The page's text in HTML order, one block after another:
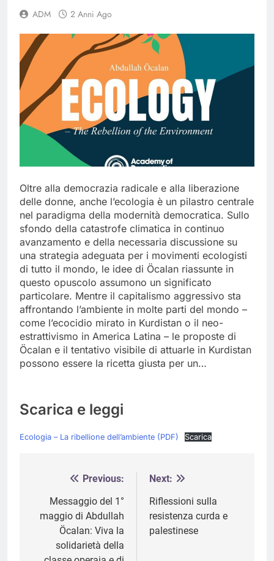
ADM 2 Anni Ago
Oltre alla democrazia radicale e alla liberazione
delle donne, anche l’ecologia è un pilastro centrale
nel paradigma della modernità democratica. Sullo
sfondo della catastrofe climatica in continuo
avanzamento e della necessaria discussione su
una strategia adeguata per i movimenti ecologisti
di tutto il mondo, le idee di Öcalan riassunte in
questo opuscolo assumono un significato
particolare. Mentre il capitalismo aggressivo sta
affrontando l’ambiente in molte parti del mondo –
come l’ecocidio mirato in Kurdistan o il neo-
estrattivismo in America Latina – le proposte di
Öcalan e il tentativo visibile di attuarle in Kurdistan
possono essere la ricetta giusta per un…
Scarica e leggi
Ecologia – La ribellione dell’ambiente (PDF) Scarica
Navigazione
articoli
Previous:
Messaggio del 1°
maggio di Abdullah
Öcalan: Viva la
solidarietà della
Next:
Riflessioni sulla
resistenza curda e
palestinese